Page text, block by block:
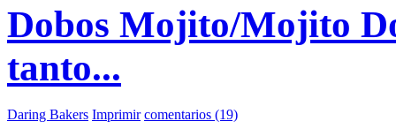
Dobos Mojito/Mojito
tanto...
Daring Bakers Imprimir comentarios (19)